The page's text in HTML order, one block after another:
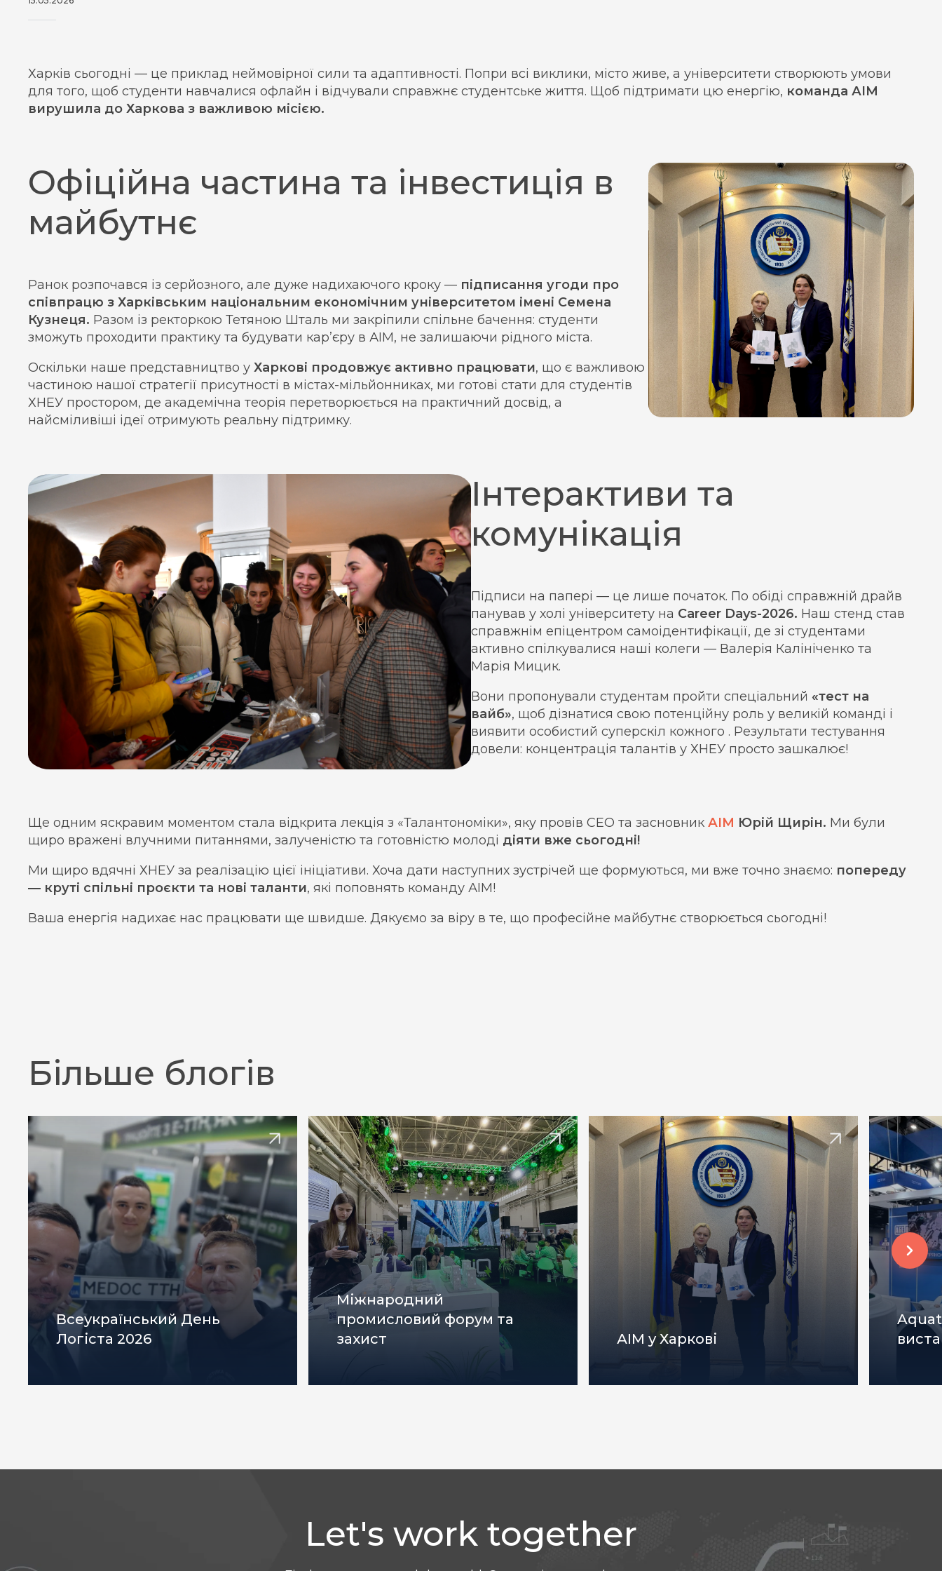
Харків сьогодні — це приклад неймовірної сили та адаптивності. Попри всі виклики, місто живе, а університети створюють умови
для того, щоб студенти навчалися офлайн і відчували справжнє студентське життя. Щоб підтримати цю енергію, команда АІМ
вирушила до Харкова з важливою місією.
Офіційна частина та інвестиція в
майбутнє
Ранок розпочався із серйозного, але дуже надихаючого кроку — підписання угоди про
співпрацю з Харківським національним економічним університетом імені Семена
Кузнеця. Разом із ректоркою Тетяною Шталь ми закріпили спільне бачення: студенти
зможуть проходити практику та будувати кар’єру в АІМ, не залишаючи рідного міста.
Оскільки наше представництво у Харкові продовжує активно працювати, що є важливою
частиною нашої стратегії присутності в містах-мільйонниках, ми готові стати для студентів
ХНЕУ простором, де академічна теорія перетворюється на практичний досвід, а
найсміливіші ідеї отримують реальну підтримку.
Інтерактиви та
комунікація
Підписи на папері — це лише початок. По обіді справжній драйв
панував у холі університету на Career Days-2026. Наш стенд став
справжнім епіцентром самоідентифікації, де зі студентами
активно спілкувалися наші колеги — Валерія Калініченко та
Марія Мицик.
Вони пропонували студентам пройти спеціальний «тест на
вайб», щоб дізнатися свою потенційну роль у великій команді і
виявити особистий суперскіл кожного . Результати тестування
довели: концентрація талантів у ХНЕУ просто зашкалює!
Ще одним яскравим моментом стала відкрита лекція з «Талантономіки», яку провів СЕО та засновник АІМ Юрій Щирін. Ми були
щиро вражені влучними питаннями, залученістю та готовністю молоді діяти вже сьогодні!
Ми щиро вдячні ХНЕУ за реалізацію цієї ініціативи. Хоча дати наступних зустрічей ще формуються, ми вже точно знаємо: попереду
— круті спільні проєкти та нові таланти, які поповнять команду АІМ!
Ваша енергія надихає нас працювати ще швидше. Дякуємо за віру в те, що професійне майбутнє створюється сьогодні!
Більше блогів
Всеукраїнський День
Логіста 2026
Міжнародний
промисловий форум та
захист
АІМ у Харкові
Let's work together